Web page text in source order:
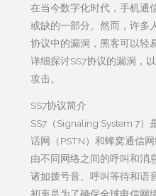
在当今数字化时代，手机通
或缺的一部分。然而，许多
协议中的漏洞，黑客可以轻
详细探讨SS7协议的漏洞，
攻击。
SS7协议简介
SS7（Signaling System 7
话网（PSTN）和蜂窝通信
由不同网络之间的呼叫和消
诸如拨号音、呼叫等待和语